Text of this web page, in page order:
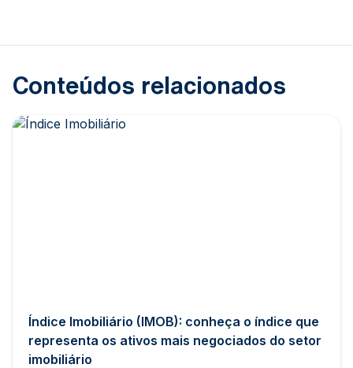
Conteúdos relacionados
Índice Imobiliário (IMOB): conheça o índice que
representa os ativos mais negociados do setor
imobiliário